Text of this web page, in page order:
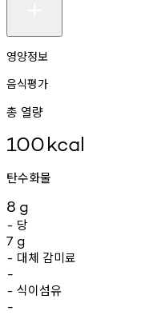
영양정보
음식평가
총 열량
100kcal
탄수화물
8 g
- 당
7 g
- 대체 감미료
-
- 식이섬유
-